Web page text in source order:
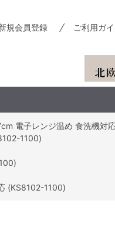
規会員登録 ご利用ガ
電子レンジ温め 食洗機対
1100)
(KS8102-1100)